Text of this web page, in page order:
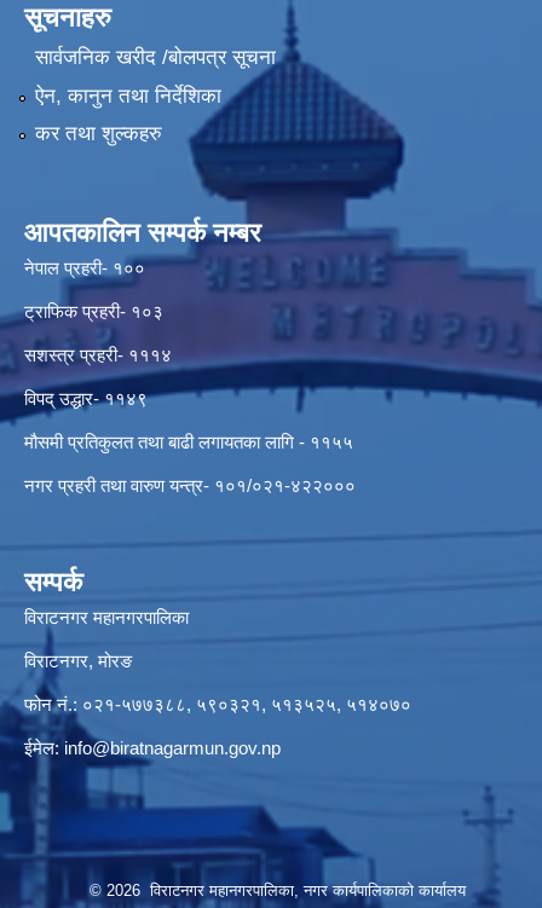
सूचनाहरु
सार्वजनिक खरीद /बोलपत्र सूचना
ऐन, कानुन तथा निर्देशिका
कर तथा शुल्कहरु
आपतकालिन सम्पर्क नम्बर
नेपाल प्रहरी- १००
ट्राफिक प्रहरी- १०३
सशस्त्र प्रहरी- १११४
विपद् उद्धार- ११४९
मौसमी प्रतिकुलत तथा बाढी लगायतका लागि - ११५५
नगर प्रहरी तथा वारुण यन्त्र- १०१/०२१-४२२०००
सम्पर्क
विराटनगर महानगरपालिका
विराटनगर, मोरङ
फोन नं.: ०२१-५७७३८८, ५९०३२१, ५१३५२५, ५१४०७०
ईमेल: info@biratnagarmun.gov.np
© 2026 विराटनगर महानगरपालिका, नगर कार्यपालिकाको कार्यालय